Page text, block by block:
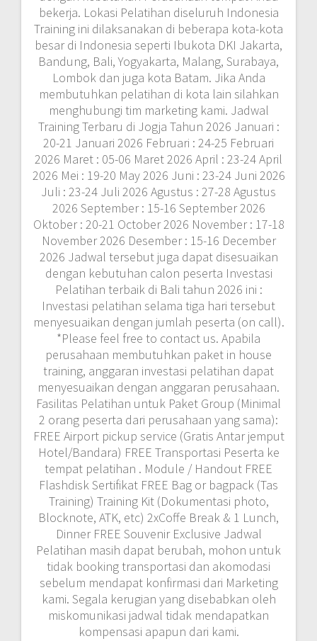
bekerja. Lokasi Pelatihan diseluruh Indonesia
Training ini dilaksanakan di beberapa kota-kota
besar di Indonesia seperti Ibukota DKI Jakarta,
Bandung, Bali, Yogyakarta, Malang, Surabaya,
Lombok dan juga kota Batam. Jika Anda
membutuhkan pelatihan di kota lain silahkan
menghubungi tim marketing kami. Jadwal
Training Terbaru di Jogja Tahun 2026 Januari :
20-21 Januari 2026 Februari : 24-25 Februari
2026 Maret : 05-06 Maret 2026 April : 23-24 April
2026 Mei : 19-20 May 2026 Juni : 23-24 Juni 2026
Juli : 23-24 Juli 2026 Agustus : 27-28 Agustus
2026 September : 15-16 September 2026
Oktober : 20-21 October 2026 November : 17-18
November 2026 Desember : 15-16 December
2026 Jadwal tersebut juga dapat disesuaikan
dengan kebutuhan calon peserta Investasi
Pelatihan terbaik di Bali tahun 2026 ini :
Investasi pelatihan selama tiga hari tersebut
menyesuaikan dengan jumlah peserta (on call).
*Please feel free to contact us. Apabila
perusahaan membutuhkan paket in house
training, anggaran investasi pelatihan dapat
menyesuaikan dengan anggaran perusahaan.
Fasilitas Pelatihan untuk Paket Group (Minimal
2 orang peserta dari perusahaan yang sama):
FREE Airport pickup service (Gratis Antar jemput
Hotel/Bandara) FREE Transportasi Peserta ke
tempat pelatihan . Module / Handout FREE
Flashdisk Sertifikat FREE Bag or bagpack (Tas
Training) Training Kit (Dokumentasi photo,
Blocknote, ATK, etc) 2xCoffe Break & 1 Lunch,
Dinner FREE Souvenir Exclusive Jadwal
Pelatihan masih dapat berubah, mohon untuk
tidak booking transportasi dan akomodasi
sebelum mendapat konfirmasi dari Marketing
kami. Segala kerugian yang disebabkan oleh
miskomunikasi jadwal tidak mendapatkan
kompensasi apapun dari kami.